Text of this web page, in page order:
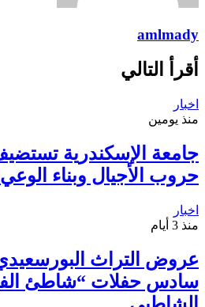
amlmady
أقرأ التالي
اخبار
منذ يومين
جامعة الإسكندرية
حروب الأجيال وبناء
اخبار
منذ 3 أيام
عروض التراث
سادس حفلات “شاطئ